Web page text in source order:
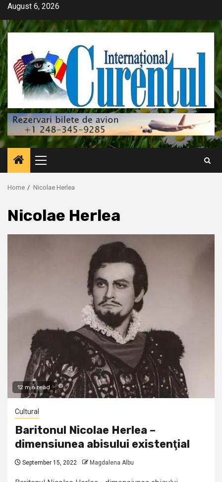
Skip
content
August 6, 2026
Primary
Menu
Home Nicolae Herlea
Nicolae Herlea
12 min read
Cultural
Baritonul Nicolae Herlea –
dimensiunea abisului existenţial
September 15, 2022 Magdalena Albu